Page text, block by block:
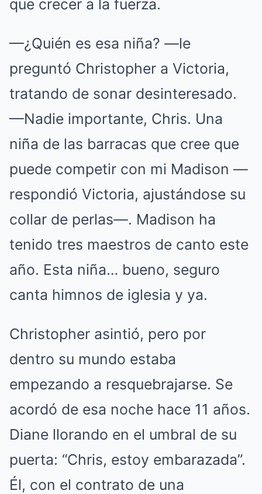
que crecer a la fuerza.
—¿Quién es esa niña? —le
preguntó Christopher a Victoria,
tratando de sonar desinteresado.
—Nadie importante, Chris. Una
niña de las barracas que cree que
puede competir con mi Madison —
respondió Victoria, ajustándose su
collar de perlas—. Madison ha
tenido tres maestros de canto este
año. Esta niña… bueno, seguro
canta himnos de iglesia y ya.
Christopher asintió, pero por
dentro su mundo estaba
empezando a resquebrajarse. Se
acordó de esa noche hace 11 años.
Diane llorando en el umbral de su
puerta: “Chris, estoy embarazada”.
Él, con el contrato de una